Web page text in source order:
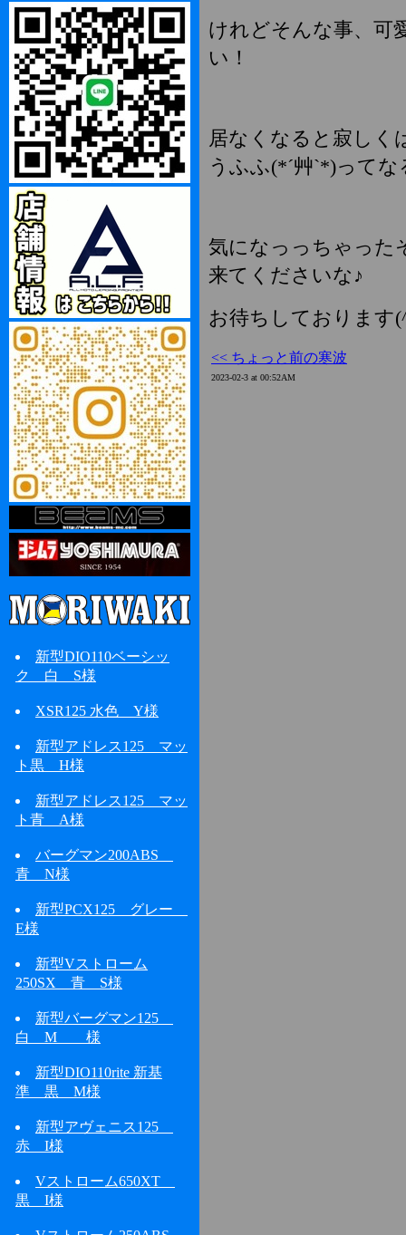
新型DIO110ベーシッ
ク 白 S様
XSR125 水色 Y様
新型アドレス125 マッ
ト黒 H様
新型アドレス125 マッ
ト青 A様
バーグマン200ABS
青 N様
新型PCX125 グレー
E様
新型Vストローム
250SX 青 S様
新型バーグマン125
白 M 様
新型DIO110rite 新基
準 黒 M様
新型アヴェニス125
赤 I様
Vストローム650XT
黒 I様
けれどそんな事、可
い！
居なくなると寂しく
うふふ(*´艸`*)って
気になっっちゃっ
来てくださいな♪
お待ちしております
<< ちょっと前の寒波
2023-02-3 at 00:52AM